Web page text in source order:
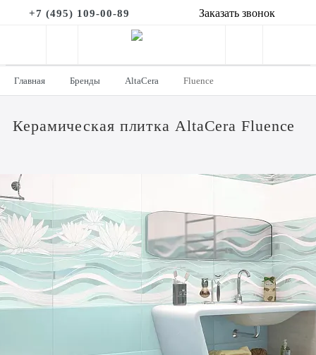
+7 (495) 109-00-89 Заказать звонок
Главная Бренды AltaCera Fluence
Керамическая плитка AltaCera Fluence